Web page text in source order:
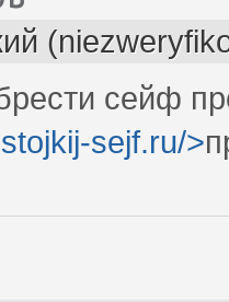
сейф
sejf.ru/>